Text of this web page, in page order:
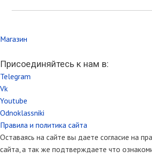
Магазин
Присоединяйтесь к нам в:
Telegram
Vk
Youtube
Odnoklassniki
Правила и политика сайта
Оставаясь на сайте вы даете согласие на
сайта, а так же подтверждаете что